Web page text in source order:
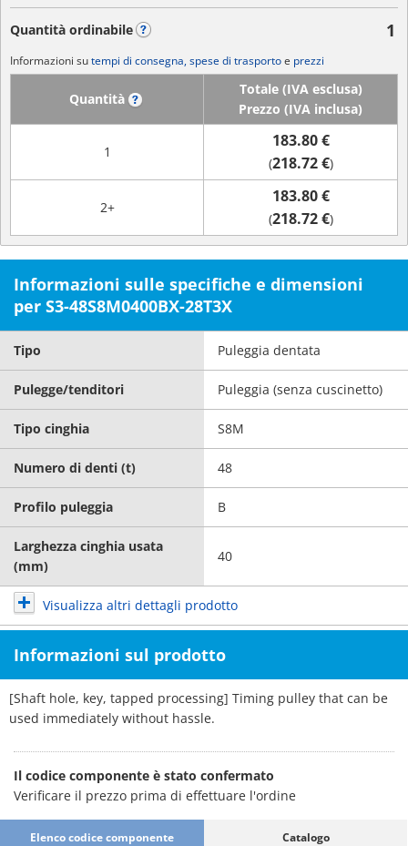
Quantità ordinabile 1
Informazioni sutempi di consegna, spese di trasportoe prezzi
Quantità
Totale (IVA esclusa)
Prezzo (IVA inclusa)
1
183.80 €
(218.72 €)
2+
183.80 €
(218.72 €)
Informazioni sulle specifiche e dimensioni
per S3-48S8M0400BX-28T3X
Tipo Puleggia dentata
Pulegge/tenditori Puleggia (senza cuscinetto)
Tipo cinghia S8M
Numero di denti (t) 48
Profilo puleggia B
Larghezza cinghia usata
(mm)
40
Visualizza altri dettagli prodotto
Informazioni sul prodotto
[Shaft hole, key, tapped processing] Timing pulley that can be
used immediately without hassle.
Il codice componente è stato confermato
Verificare il prezzo prima di effettuare l'ordine
Elenco codice componente Catalogo